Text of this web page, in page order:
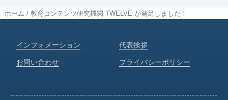
ホーム / 教育コンテンツ研究機関 TWELVE が発足しました！
インフォメーション 代表挨拶
お問い合わせ プライバシーポリシー